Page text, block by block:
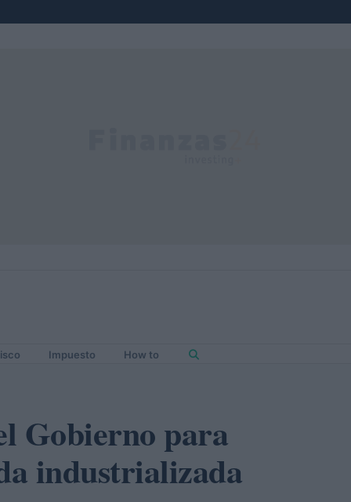
Impuesto How to
Gobierno para
industrializada